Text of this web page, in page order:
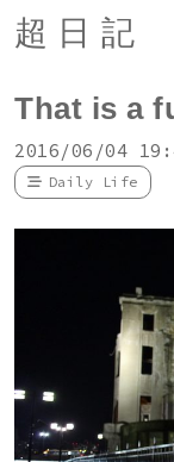
超日記
That is a
2016/06/04
Daily Life